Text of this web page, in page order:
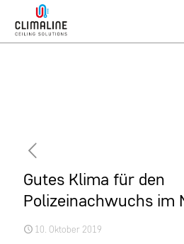
Gutes Klima für den
Polizeinachwuchs im
10. Oktober 2019